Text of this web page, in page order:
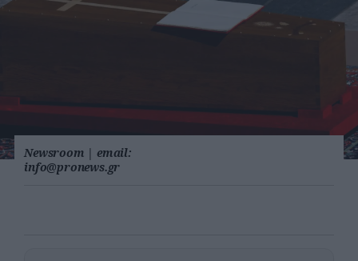
Newsroom | email:
info@pronews.gr